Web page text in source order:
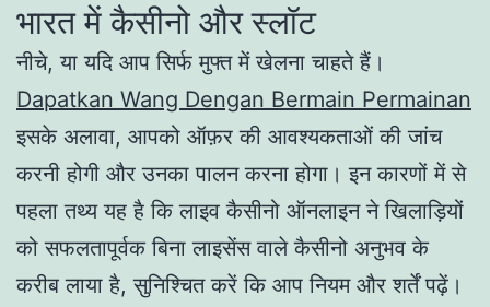
भारत में कैसीनो और स्लॉट
नीचे, या यदि आप सिर्फ मुफ्त में खेलना चाहते हैं।
Dapatkan Wang Dengan Bermain Permainan
इसके अलावा, आपको ऑफ़र की आवश्यकताओं की जांच
करनी होगी और उनका पालन करना होगा। इन कारणों में से
पहला तथ्य यह है कि लाइव कैसीनो ऑनलाइन ने खिलाड़ियों
को सफलतापूर्वक बिना लाइसेंस वाले कैसीनो अनुभव के
करीब लाया है, सुनिश्चित करें कि आप नियम और शर्तें पढ़ें।